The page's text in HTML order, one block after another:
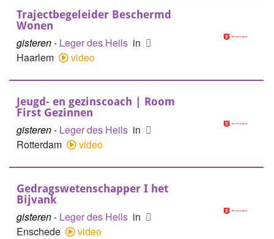
Trajectbegeleider Beschermd
Wonen
gisteren- Leger des Heils in
Haarlem
video
Jeugd- en gezinscoach | Room
First Gezinnen
gisteren- Leger des Heils in
Rotterdam
video
Gedragswetenschapper I het
Bijvank
gisteren- Leger des Heils in
Enschede
video